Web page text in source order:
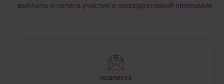
выплаты и оплата участия в репродуктивной программе
ПОДПИСКА